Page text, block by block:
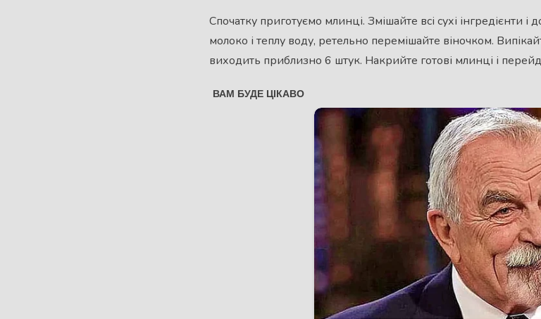
Спочатку приготуємо млинці. Змішайте всі сухі інгредієнти
молоко і теплу воду, ретельно перемішайте віночком.
виходить приблизно 6 штук. Накрийте готові млинці і